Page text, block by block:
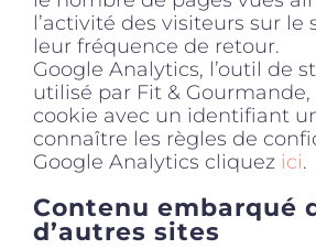
l’activité des visiteurs sur le
leur fréquence de retour.
Google Analytics, l’outil de
utilisé par Fit &
cookie avec un identifiant
connaître les règles de
Google Analytics cliquez ici.
Contenu embarqué
d’autres sites